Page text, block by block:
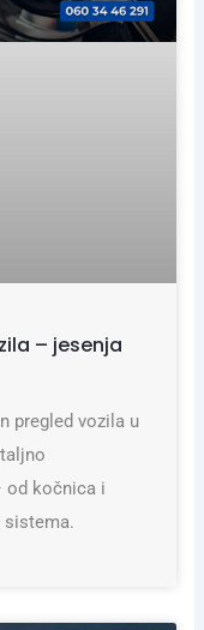
– jesenja
pregled vozila u
od kočnica i
sistema.